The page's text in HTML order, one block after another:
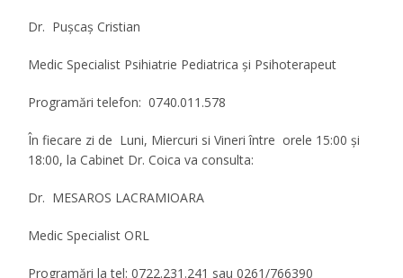
Dr. Puşcaş Cristian
Medic Specialist Psihiatrie Pediatrica şi Psihoterapeut
Programări telefon: 0740.011.578
În fiecare zi de Luni, Miercuri si Vineri între orele 15:00 şi
18:00, la Cabinet Dr. Coica va consulta:
Dr. MESAROS LACRAMIOARA
Medic Specialist ORL
Programări la tel:0722.231.241 sau 0261/766390